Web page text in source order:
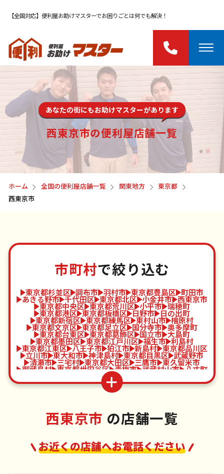
【全国対応】便利屋お助けマスターでお困りごとは何でも解決！
あなたの街にもお助けマスターがあります
西東京市の便利屋店舗一覧
ホーム 全国の便利屋店舗一覧 関東地方
東京都
西東京市
市町村で絞り込む
東京都杉並区 調布市 羽村市 東京都豊島区 町田市
あきる野市 千代田区 東京都北区 小金井市 西東京市
東京都中央区 東京都荒川区 小平市 瑞穂町
東京都港区 東京都板橋区 日野市 日の出町
東京都新宿区 東京都練馬区 東村山市 檜原村
東京都文京区 東京都足立区 国分寺市 奥多摩町
東京都台東区 東京都葛飾区 国立市 大島町
東京都墨田区 東京都江戸川区 福生市 利島村
東京都江東区 八王子市 狛江市 新島村 東京都品川区
立川市 東大和市 神津島村 東京都目黒区 武蔵野市
清瀬市 三宅村 東京都大田区 三鷹市 東久留米市
御蔵島村 東京都世田谷区 青梅市 武蔵村山市 八丈町
多摩市
昭島市 稲城市 小笠原村
西東京市 の店舗一覧
お近くの店舗へお電話ください